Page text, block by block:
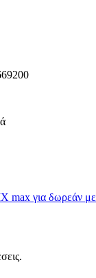
max για δωρεάν